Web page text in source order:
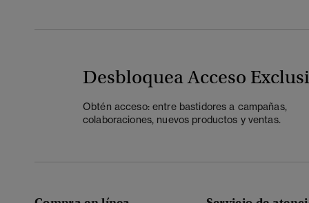
Desbloquea Acceso
Obtén acceso: entre bastidores a campañas,
colaboraciones, nuevos productos y ventas.